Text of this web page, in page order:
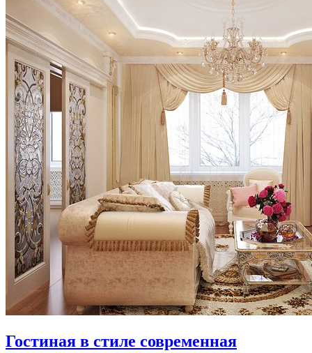
Гостиная в стиле современная